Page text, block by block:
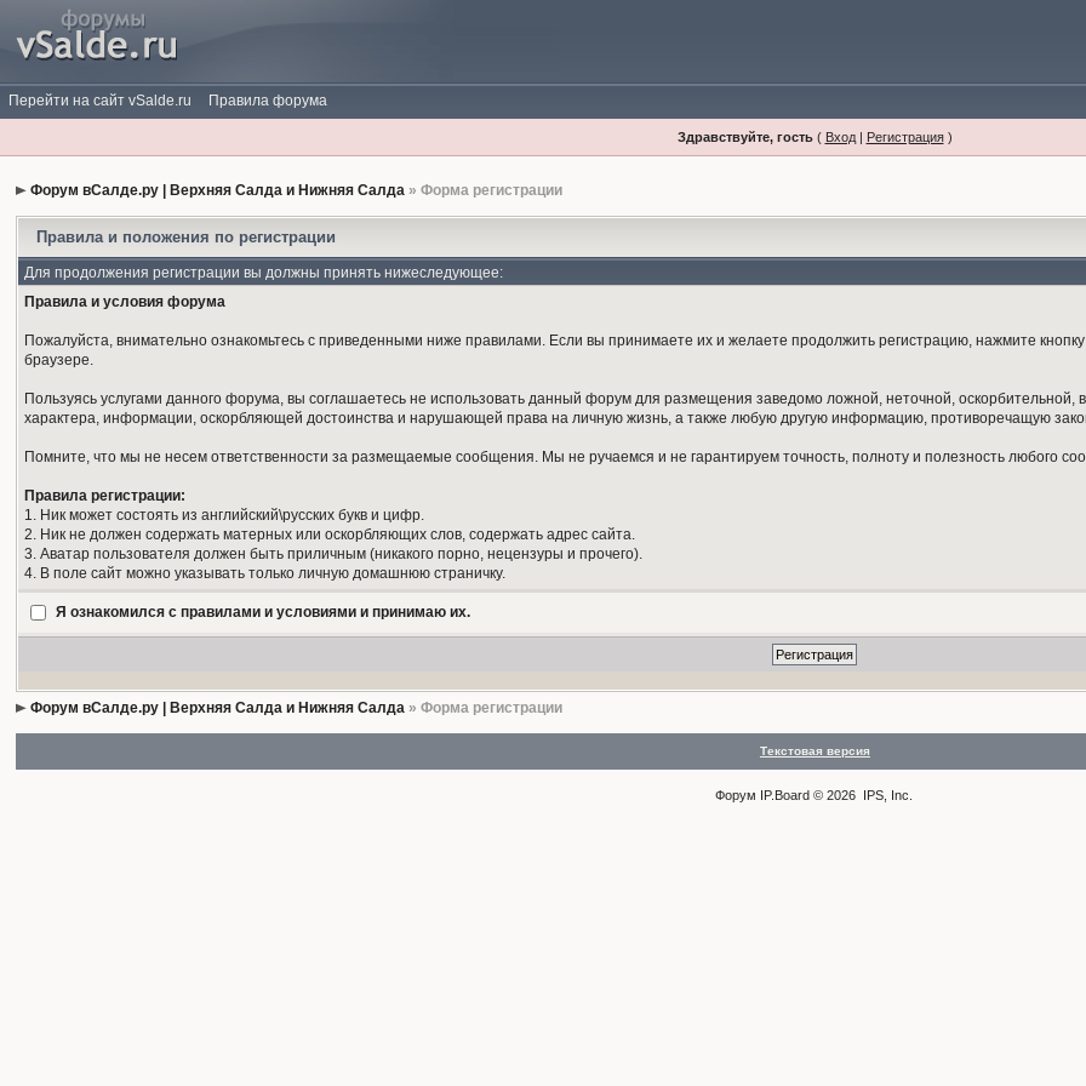
Перейти на сайт vSalde.ru Правила форума
Здравствуйте, гость( Вход| Регистрация)
Форум вСалде.ру | Верхняя Салда и Нижняя Салда » Форма регистрации
Правила и положения по регистрации
Для продолжения регистрации вы должны принять нижеследующее:
Правила и условия форума
Пожалуйста, внимательно ознакомьтесь с приведенными ниже правилами. Если вы принимаете их и желаете продолжить регистрацию, нажмите
браузере.
Пользуясь услугами данного форума, вы соглашаетесь не использовать данный форум для размещения заведомо ложной, неточной,
характера, информации, оскорбляющей достоинства и нарушающей права на личную жизнь, а также любую другую информацию, противоречащую
Помните, что мы не несем ответственности за размещаемые сообщения. Мы не ручаемся и не гарантируем точность, полноту и полезность любого
Правила регистрации:
1. Ник может состоять из английский\русских букв и цифр.
2. Ник не должен содержать матерных или оскорбляющих слов, содержать адрес сайта.
3. Аватар пользователя должен быть приличным (никакого порно, нецензуры и прочего).
4. В поле сайт можно указывать только личную домашнюю страничку.
Я ознакомился с правилами и условиями и принимаю их.
Форум вСалде.ру | Верхняя Салда и Нижняя Салда » Форма регистрации
Текстовая версия
Форум IP.Board © 2026 IPS, Inc